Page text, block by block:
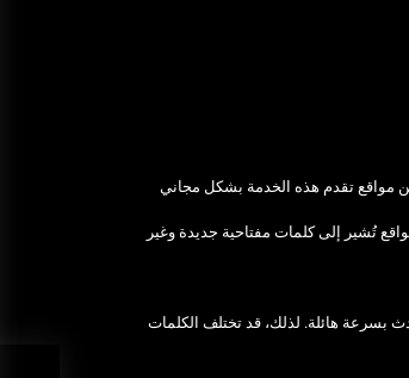
مواقع تقدم هذه الخدمة بشكل مجاني
تُشير إلى كلمات مفتاحية جديدة وغير
في عالم البحث تحدث بسرعة هائلة. لذلك، قد تختلف الكلمات